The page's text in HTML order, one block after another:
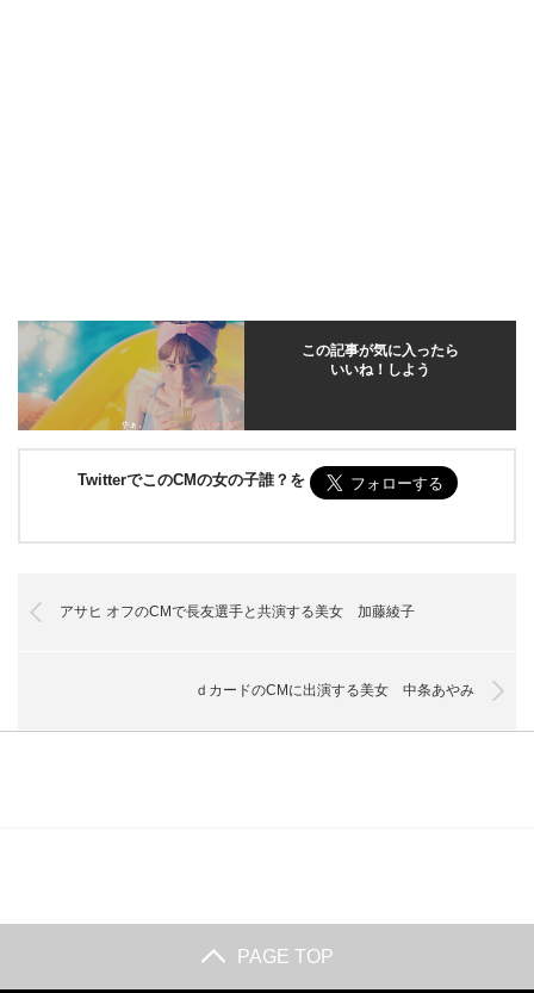
この記事が気に入ったら
いいね！しよう
TwitterでこのCMの女の子誰？を
アサヒ オフのCMで長友選手と共演する美女 加藤綾子
ｄカードのCMに出演する美女 中条あやみ
PAGE TOP